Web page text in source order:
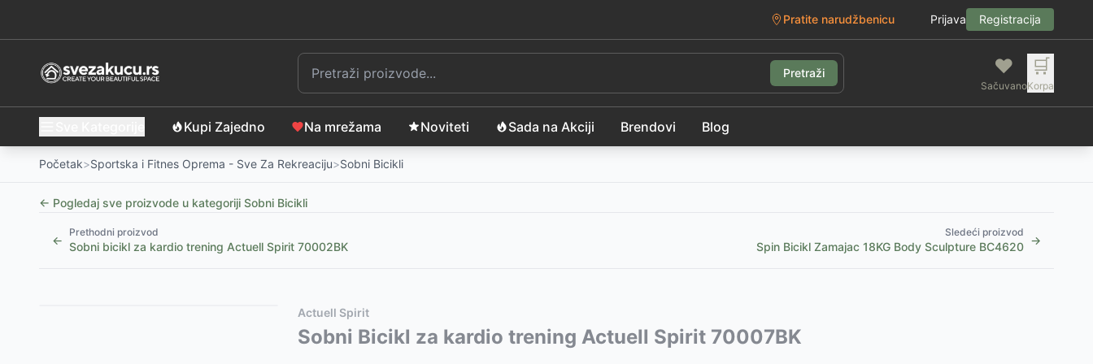
Pratite narudžbenicu Prijava Registracija
Pretraži ❤️
Sačuvano
🛒
Korpa
Kupi Zajedno Na mrežama Noviteti Sada na Akciji Brendovi Blog
Početak>Sportska i Fitnes Oprema - Sve Za Rekreaciju>Sobni Bicikli
← Pogledaj sve proizvode u kategoriji Sobni Bicikli
←
Prethodni proizvod
Sobni bicikl za kardio trening Actuell Spirit 70002BK
Sledeći proizvod
Spin Bicikl Zamajac 18KG Body Sculpture BC4620 →
Sobni Bicikl Kettler Tour 400 Ergometar 6kg zamajac-129753RSD
Ovaj proizvod nije dostupan, pogledajte slične proizvode:
Actuell Spirit
Sobni Bicikl za kardio trening Actuell Spirit 70007BK